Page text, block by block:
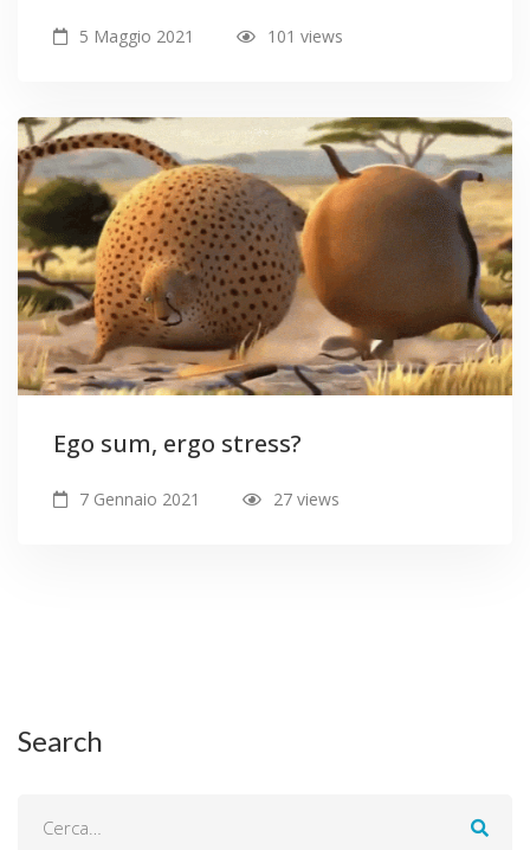
5 Maggio 2021 101 views
Ego sum, ergo stress?
7 Gennaio 2021 27 views
Search